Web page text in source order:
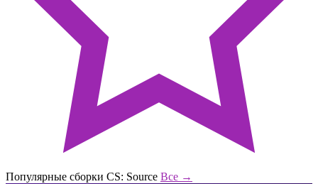
Популярные сборки CS: Source Все →